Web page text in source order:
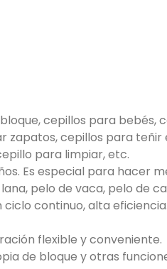
cepillos para bebés,
zapatos, cepillos para teñir
para limpiar, etc.
Es especial para hacer
pelo de vaca, pelo de
continuo, alta eficiencia.
flexible y conveniente.
de bloque y otras